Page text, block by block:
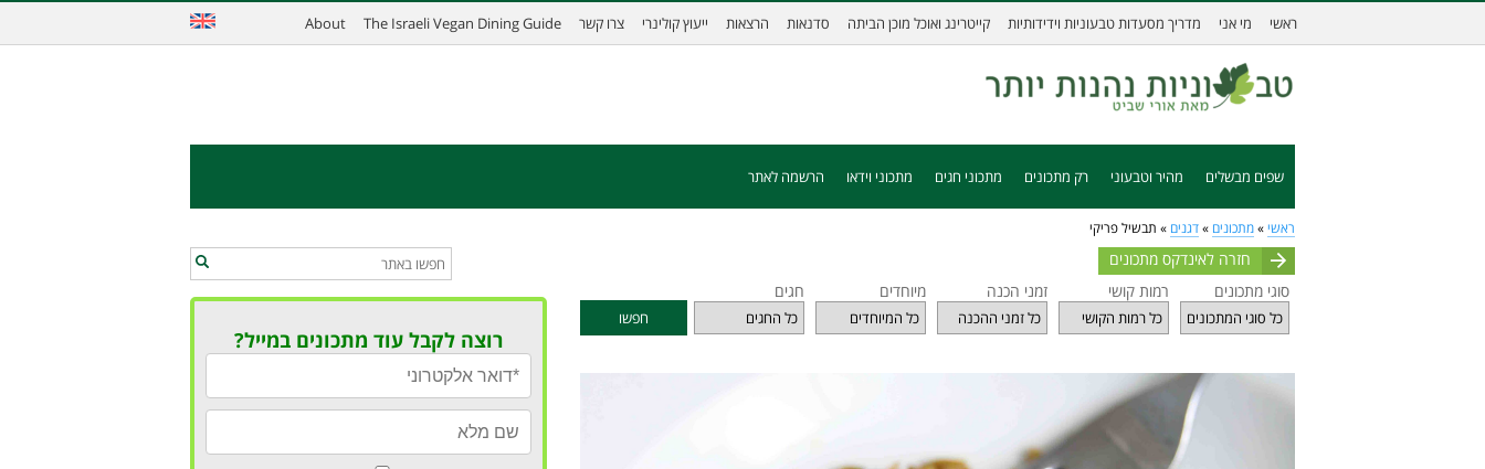
ראשי מי אני מדריך מסעדות טבעוניות וידידותיות קייטרינג ואוכל מוכן הביתה סדנאות הרצאות ייעוץ קולינרי צרו קשר The Israeli Vegan Dining Guide
About
שפים מבשלים מהיר וטבעוני רק מתכונים מתכוני חגים מתכוני וידאו הרשמה לאתר
ראשי » מתכונים » דגנים » תבשיל פריקי
חזרה לאינדקס מתכונים
סוגי מתכונים
רמות קושי זמני הכנה מיוחדים חגים
חפשו
רוצה לקבל עוד מתכונים במייל?